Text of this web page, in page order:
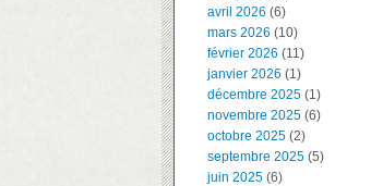
avril 2026 (6)
mars 2026 (10)
février 2026 (11)
janvier 2026 (1)
décembre 2025 (1)
novembre 2025 (6)
octobre 2025 (2)
septembre 2025 (5)
juin 2025 (6)